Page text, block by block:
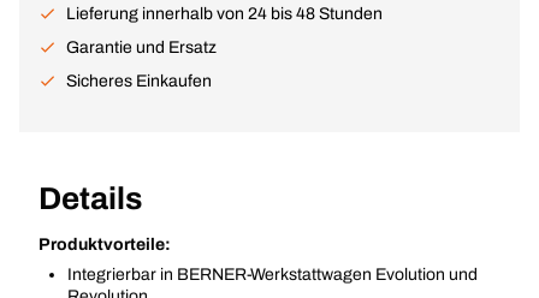
Lieferung innerhalb von 24 bis 48 Stunden
Garantie und Ersatz
Sicheres Einkaufen
Details
Produktvorteile:
Integrierbar in BERNER-Werkstattwagen Evolution und